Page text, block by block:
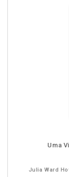
Uma
Julia Ward